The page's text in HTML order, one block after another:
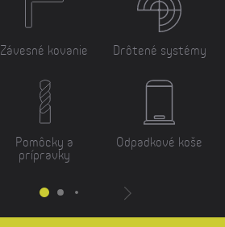
Závesné kovanie
Pomôcky a
prípravky
Drôtené systémy
Odpadkové koše